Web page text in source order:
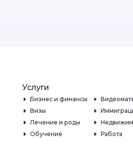
Услуги
Бизнес и финансы
Визы
Лечение и роды
Обучение
Работа